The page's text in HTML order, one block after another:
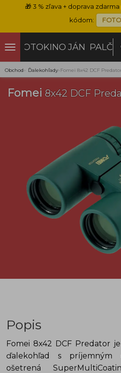
🎁3 % zľava + doprava
kódom:
FOTOKINO JÁN PALČO
Obchod › Ďalekohľady› Fomei 8x42 DCF
Fomei 8x42 DCF
Popis
Fomei 8x42 DCF Predator
ďalekohľad s príjemným
ošetrená